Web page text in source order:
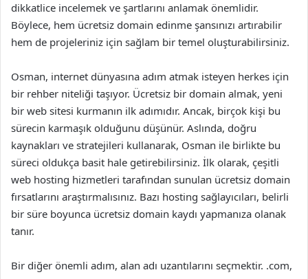
dikkatlice incelemek ve şartlarını anlamak önemlidir.
Böylece, hem ücretsiz domain edinme şansınızı artırabilir
hem de projeleriniz için sağlam bir temel oluşturabilirsiniz.
Osman, internet dünyasına adım atmak isteyen herkes için
bir rehber niteliği taşıyor. Ücretsiz bir domain almak, yeni
bir web sitesi kurmanın ilk adımıdır. Ancak, birçok kişi bu
sürecin karmaşık olduğunu düşünür. Aslında, doğru
kaynakları ve stratejileri kullanarak, Osman ile birlikte bu
süreci oldukça basit hale getirebilirsiniz. İlk olarak, çeşitli
web hosting hizmetleri tarafından sunulan ücretsiz domain
fırsatlarını araştırmalısınız. Bazı hosting sağlayıcıları, belirli
bir süre boyunca ücretsiz domain kaydı yapmanıza olanak
tanır.
Bir diğer önemli adım, alan adı uzantılarını seçmektir. .com,